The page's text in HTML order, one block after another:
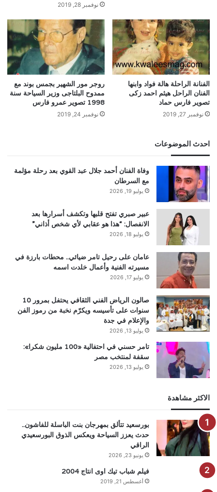
نوفمبر 28, 2019
الفنانة الراحلة هالة فواد وابنها
الفنان الراحل هيثم احمد زكى
تصوير فارس حماد
نوفمبر 27, 2019
روجر مور الشهير بجمس بوند مع
ممدوح البلتاجى وزير السياحة سنة
1998 تصوير عمرو فارس
نوفمبر 24, 2019
احدث الموضوعات
وفاة الفنان أحمد جلال عبد القوي بعد رحلة مؤلمة
مع السرطان
يوليو 19, 2026
عبير صبري تفتح قلبها وتكشف أسرارها بعد
الانفصال: “هذا هو عقابي لأي شخص أذاني”
يوليو 18, 2026
عامان على رحيل تامر ضيائي.. محطات بارزة في
مسيرته الفنية وأعمال خلدت اسمه
يوليو 17, 2026
صالون الرياض الفني الثقافي يحتفل بمرور 10
سنوات على تأسيسه ويكرّم نخبة من رموز الفن
والإعلام في جدة
يوليو 13, 2026
تامر حسني في احتفالية «100 مليون شكرا»:
سقفة لمنتخب مصر
يوليو 13, 2026
الاكثر مشاهدة
بورسعيد تتألق بمهرجان بنت الباسلة للفاشون..
حدث يعزز السياحة ويعكس الذوق البورسعيدي
الراقي
يونيو 23, 2026
فيلم شباب تيك اوى انتاج 2004
أغسطس 21, 2019